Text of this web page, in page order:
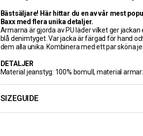
Bästsäljare! Här hittar du en av vår mest
Baxx med flera unika detaljer.
Armarna är gjorda av PU läder vilket ger
blå denimtyget. Var jacka är färgad för hand
dem alla unika. Kombinera med ett par sköna
DETALJER
Material jeanstyg: 100% bomull, material
SIZEGUIDE